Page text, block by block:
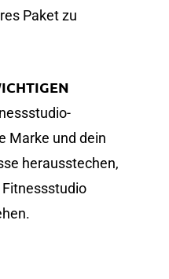
Paket zu
Marke und dein
herausstechen,